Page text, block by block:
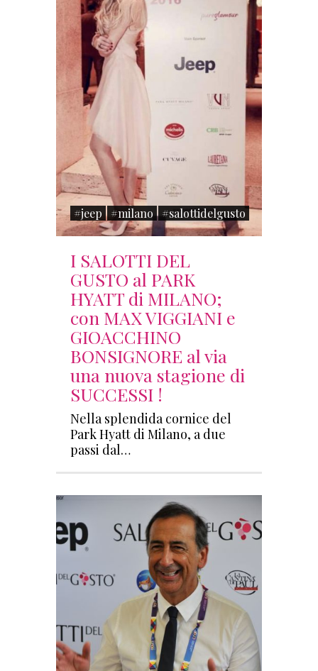
#jeep #milano #salottidelgusto
I SALOTTI DEL
GUSTO al PARK
HYATT di MILANO;
con MAX VIGGIANI e
GIOACCHINO
BONSIGNORE al via
una nuova stagione di
SUCCESSI !
Nella splendida cornice del
Park Hyatt di Milano, a due
passi dal…